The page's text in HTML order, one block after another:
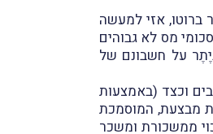
אזי למעשה
מס לא גבוהים
על חשבונם של
וכצד (באמצעות
מבצעת, המוסמכת
במסגרת תקנות 9 ו-10 לתקנות מס הכנסה (ניכוי ממשכורת ומשכר